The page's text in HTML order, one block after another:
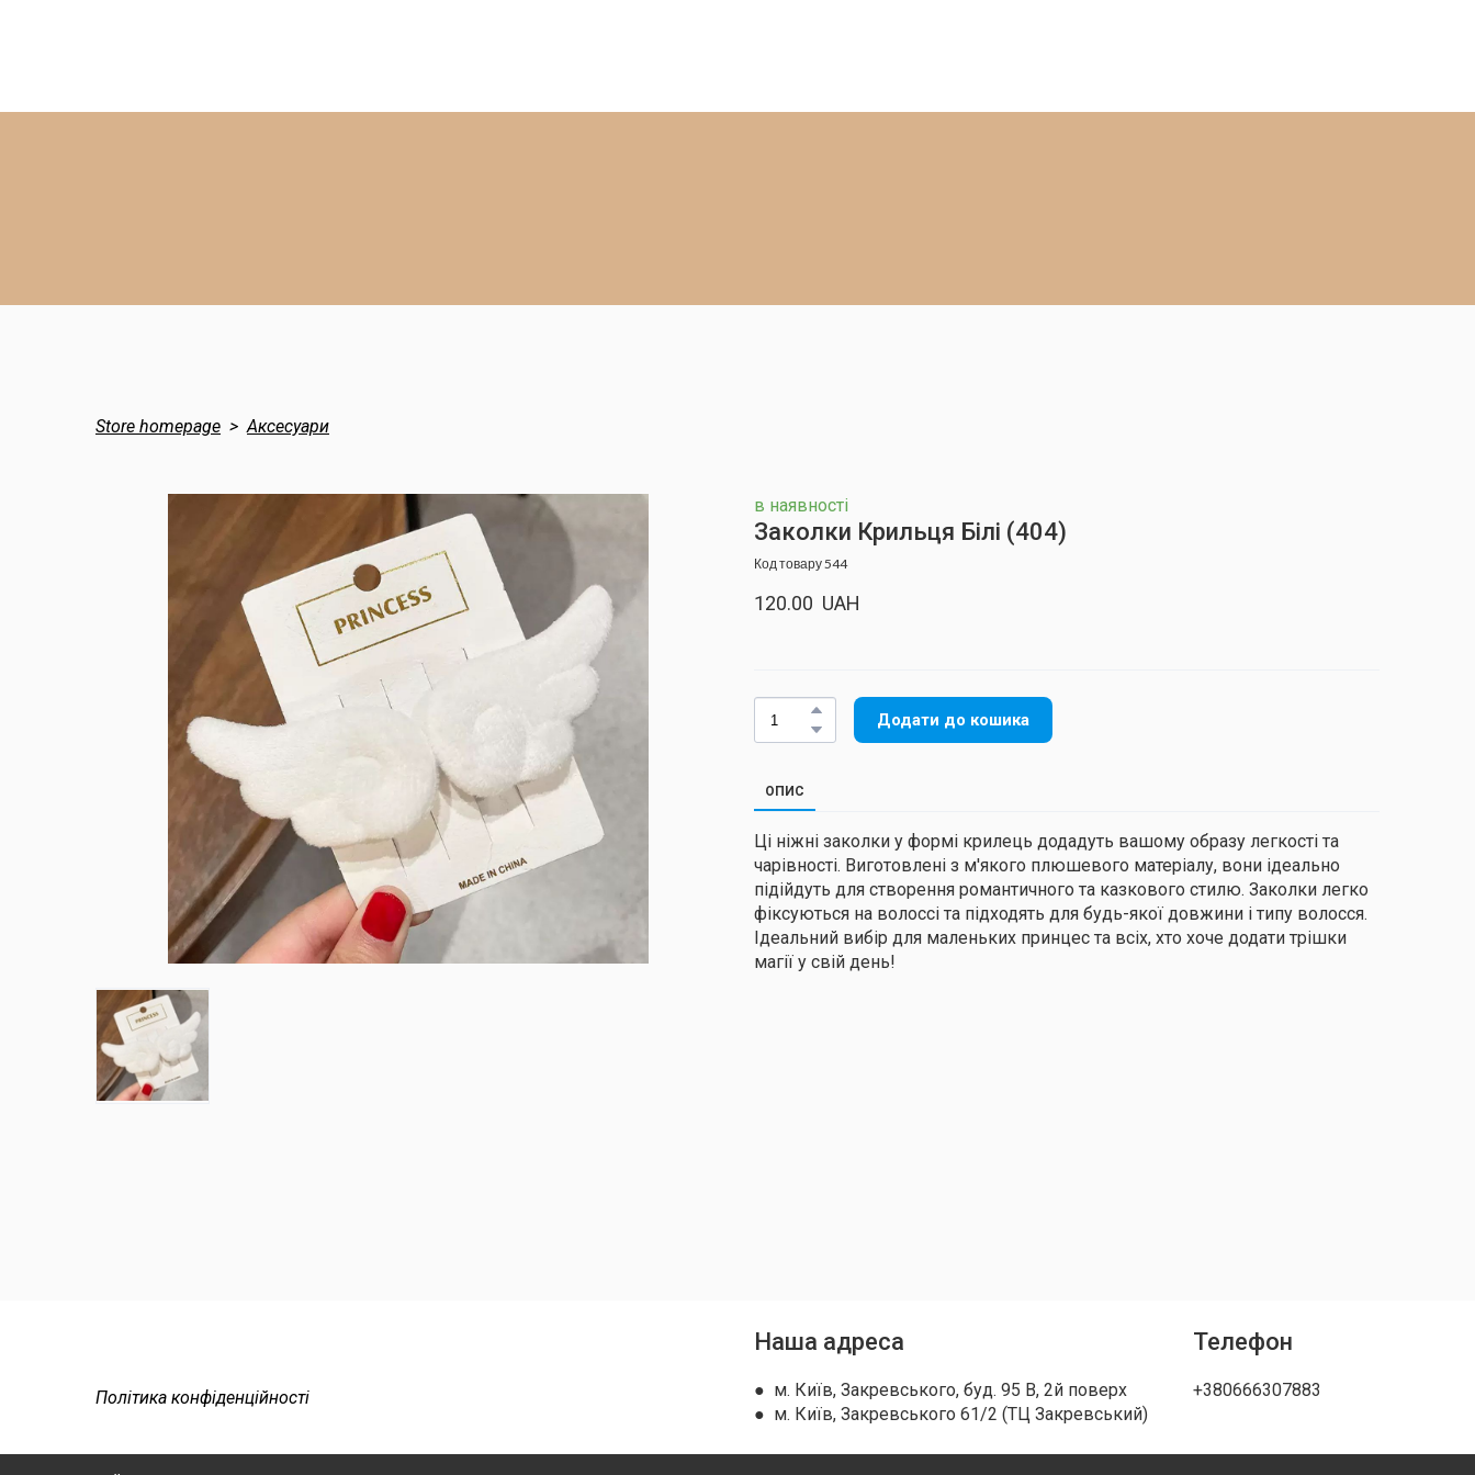
Store homepage Аксесуари
в наявності
Заколки Крильця Білі (404)
Код товару 544
120.00  UAH
Додати до кошика
ОПИС
Ці ніжні заколки у формі крилець додадуть вашому образу легкості та
чарівності. Виготовлені з м'якого плюшевого матеріалу, вони ідеально
підійдуть для створення романтичного та казкового стилю. Заколки легко
фіксуються на волоссі та підходять для будь-якої довжини і типу волосся.
Ідеальний вибір для маленьких принцес та всіх, хто хоче додати трішки
магії у свій день!
Політика конфіденційності
Наша адреса
● м. Київ, Закревського, буд. 95 В, 2й поверх
● м. Київ, Закревського 61/2 (ТЦ Закревський)
Телефон
+380666307883